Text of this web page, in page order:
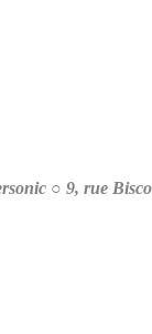
○ 9, rue